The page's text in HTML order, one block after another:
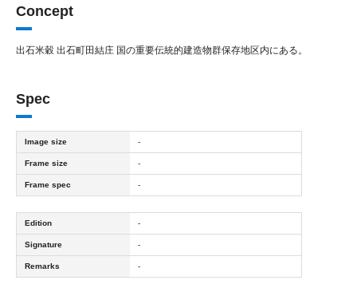
Concept
出石米穀 出石町田結庄 国の重要伝統的建造物群保存地区内にある。
Spec
Image size -
Frame size -
Frame spec -
Edition -
Signature -
Remarks -